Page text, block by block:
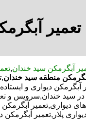
تعمیر
آبگرمکن سید خندان,
منطقه سید خندان
دیواری و
در سید خندان,سرویس و
آبگرمکن
پلار,تعمیر